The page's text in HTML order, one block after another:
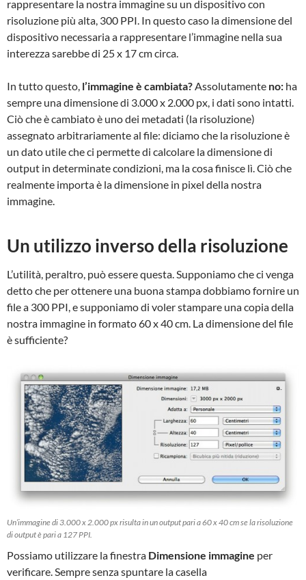
rappresentare la nostra immagine su un dispositivo con
risoluzione più alta, 300 PPI. In questo caso la dimensione del
dispositivo necessaria a rappresentare l’immagine nella sua
interezza sarebbe di 25 x 17 cm circa.
In tutto questo, l’immagine è cambiata? Assolutamente no: ha
sempre una dimensione di 3.000 x 2.000 px, i dati sono intatti.
Ciò che è cambiato è uno dei metadati (la risoluzione)
assegnato arbitrariamente al file: diciamo che la risoluzione è
un dato utile che ci permette di calcolare la dimensione di
output in determinate condizioni, ma la cosa finisce lì. Ciò che
realmente importa è la dimensione in pixel della nostra
immagine.
Un utilizzo inverso della risoluzione
L’utilità, peraltro, può essere questa. Supponiamo che ci venga
detto che per ottenere una buona stampa dobbiamo fornire un
file a 300 PPI, e supponiamo di voler stampare una copia della
nostra immagine in formato 60 x 40 cm. La dimensione del file
è sufficiente?
Un’immagine di 3.000 x 2.000 px risulta in un output pari a 60 x 40 cm se la risoluzione
di output è pari a 127 PPI.
Possiamo utilizzare la finestra Dimensione immagine per
verificare. Sempre senza spuntare la casella